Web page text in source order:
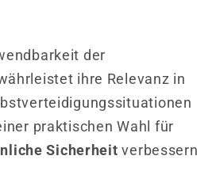
der
ihre Relevanz in
praktischen Wahl für
Sicherheit verbessern